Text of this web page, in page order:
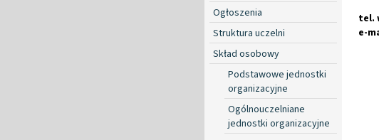
Ogłoszenia
Struktura uczelni
Skład osobowy
Podstawowe jednostki
organizacyjne
Ogólnouczelniane
jednostki organizacyjne
tel.
e-